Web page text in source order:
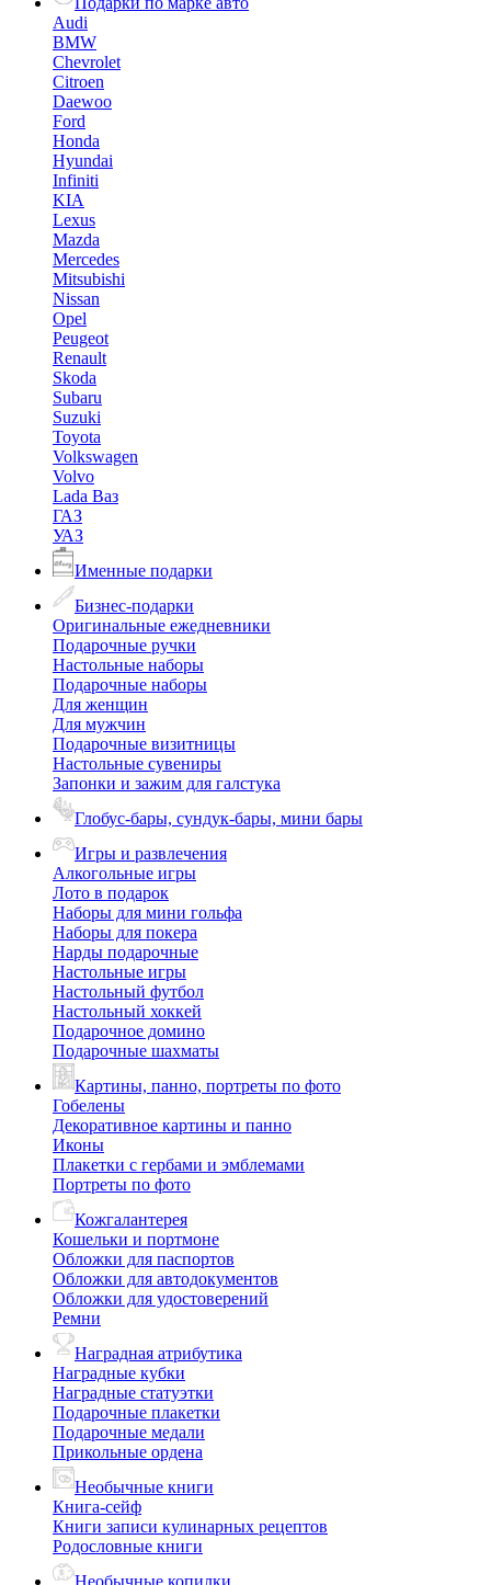
Audi
BMW
Chevrolet
Citroen
Daewoo
Ford
Honda
Hyundai
Infiniti
KIA
Lexus
Mazda
Mercedes
Mitsubishi
Nissan
Opel
Peugeot
Renault
Skoda
Subaru
Suzuki
Toyota
Volkswagen
Volvo
Lada Ваз
ГАЗ
УАЗ
Именные подарки
Бизнес-подарки
Оригинальные ежедневники
Подарочные ручки
Настольные наборы
Подарочные наборы
Для женщин
Для мужчин
Подарочные визитницы
Настольные сувениры
Запонки и зажим для галстука
Глобус-бары, сундук-бары, мини бары
Игры и развлечения
Алкогольные игры
Лото в подарок
Наборы для мини гольфа
Наборы для покера
Нарды подарочные
Настольные игры
Настольный футбол
Настольный хоккей
Подарочное домино
Подарочные шахматы
Картины, панно, портреты по фото
Гобелены
Декоративное картины и панно
Иконы
Плакетки с гербами и эмблемами
Портреты по фото
Кожгалантерея
Кошельки и портмоне
Обложки для паспортов
Обложки для автодокументов
Обложки для удостоверений
Ремни
Наградная атрибутика
Наградные кубки
Наградные статуэтки
Подарочные плакетки
Подарочные медали
Прикольные ордена
Необычные книги
Книга-сейф
Книги записи кулинарных рецептов
Родословные книги
Необычные копилки